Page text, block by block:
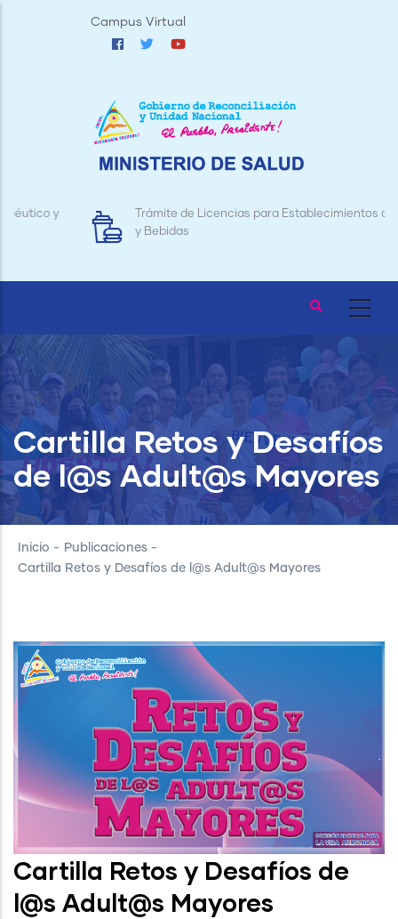
Campus Virtual
Trámite de Licencias para Establecimientos de Alimentos
y Bebidas
Cartilla Retos y Desafíos
de l@s Adult@s Mayores
Inicio - Publicaciones -
Cartilla Retos y Desafíos de l@s Adult@s Mayores
Cartilla Retos y Desafíos de
l@s Adult@s Mayores